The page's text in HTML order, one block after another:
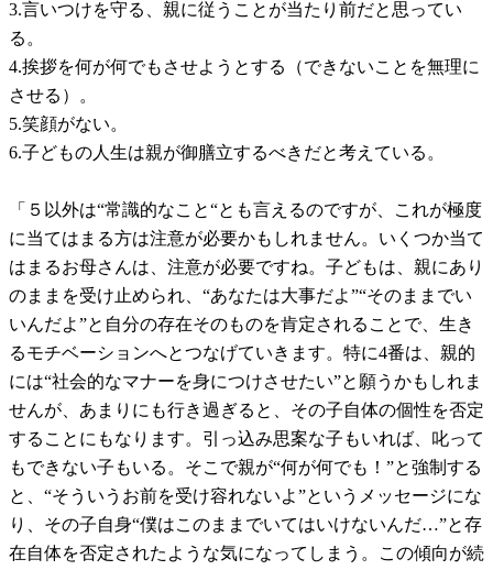
3.言いつけを守る、親に従うことが当たり前だと思ってい
る。
4.挨拶を何が何でもさせようとする（できないことを無理に
させる）。
5.笑顔がない。
6.子どもの人生は親が御膳立するべきだと考えている。
「５以外は“常識的なこと“とも言えるのですが、これが極度
に当てはまる方は注意が必要かもしれません。いくつか当て
はまるお母さんは、注意が必要ですね。子どもは、親にあり
のままを受け止められ、“あなたは大事だよ”“そのままでい
いんだよ”と自分の存在そのものを肯定されることで、生き
るモチベーションへとつなげていきます。特に4番は、親的
には“社会的なマナーを身につけさせたい”と願うかもしれま
せんが、あまりにも行き過ぎると、その子自体の個性を否定
することにもなります。引っ込み思案な子もいれば、叱って
もできない子もいる。そこで親が“何が何でも！”と強制する
と、“そういうお前を受け容れないよ”というメッセージにな
り、その子自身“僕はこのままでいてはいけないんだ…”と存
在自体を否定されたような気になってしまう。この傾向が続